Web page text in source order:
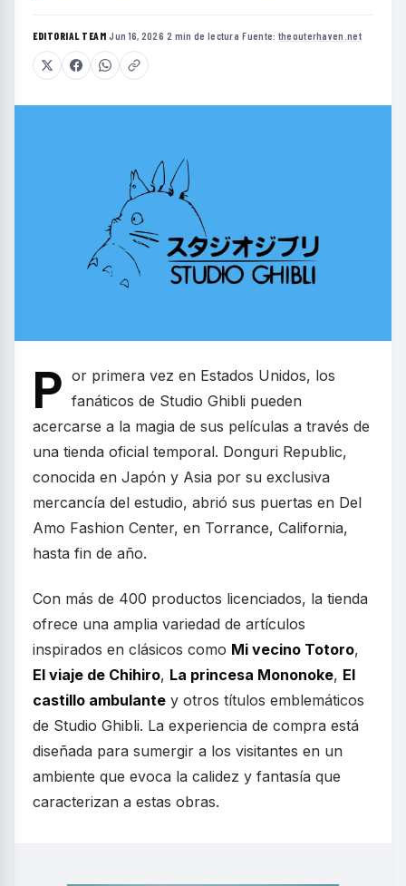
EDITORIAL TEAM·Jun 16, 2026·2 min de lectura·Fuente: theouterhaven.net
P or primera vez en Estados Unidos, los
fanáticos de Studio Ghibli pueden
acercarse a la magia de sus películas a través de
una tienda oficial temporal. Donguri Republic,
conocida en Japón y Asia por su exclusiva
mercancía del estudio, abrió sus puertas en Del
Amo Fashion Center, en Torrance, California,
hasta fin de año.
Con más de 400 productos licenciados, la tienda
ofrece una amplia variedad de artículos
inspirados en clásicos como Mi vecino Totoro,
El viaje de Chihiro, La princesa Mononoke, El
castillo ambulante y otros títulos emblemáticos
de Studio Ghibli. La experiencia de compra está
diseñada para sumergir a los visitantes en un
ambiente que evoca la calidez y fantasía que
caracterizan a estas obras.